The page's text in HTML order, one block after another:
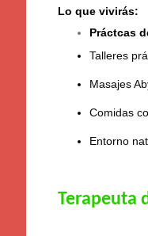
Lo que vivirás:
Práctcas
Talleres
Masajes
Comidas
Entorno
Terapeuta